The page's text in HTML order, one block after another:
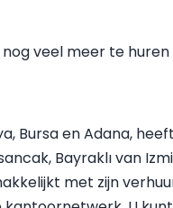
veel meer te huren
Bursa en Adana,
Bayraklı van
met zijn